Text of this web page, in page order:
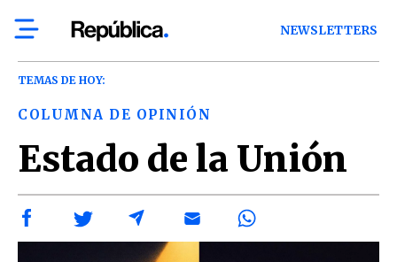
NEWSLETTERS
TEMAS DE HOY:
COLUMNA DE OPINIÓN
Estado de la Unión